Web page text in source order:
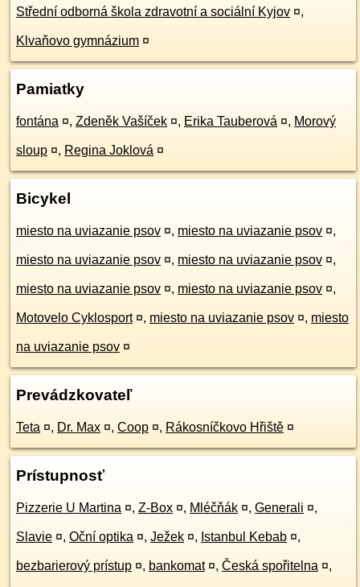
Střední odborná škola zdravotní a sociální Kyjov ¤,
Klvaňovo gymnázium ¤
Pamiatky
fontána ¤, Zdeněk Vašíček ¤, Erika Tauberová ¤, Morový
sloup ¤, Regina Joklová ¤
Bicykel
miesto na uviazanie psov ¤, miesto na uviazanie psov ¤,
miesto na uviazanie psov ¤, miesto na uviazanie psov ¤,
miesto na uviazanie psov ¤, miesto na uviazanie psov ¤,
Motovelo Cyklosport ¤, miesto na uviazanie psov ¤, miesto
na uviazanie psov ¤
Prevádzkovateľ
Teta ¤, Dr. Max ¤, Coop ¤, Rákosníčkovo Hřiště ¤
Prístupnosť
Pizzerie U Martina ¤, Z-Box ¤, Mléčňák ¤, Generali ¤,
Slavie ¤, Oční optika ¤, Ježek ¤, Istanbul Kebab ¤,
bezbarierový prístup ¤, bankomat ¤, Česká spořitelna ¤,